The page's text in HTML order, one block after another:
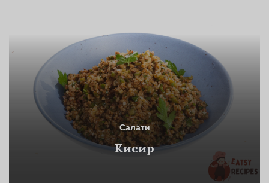
Салати
Кисир